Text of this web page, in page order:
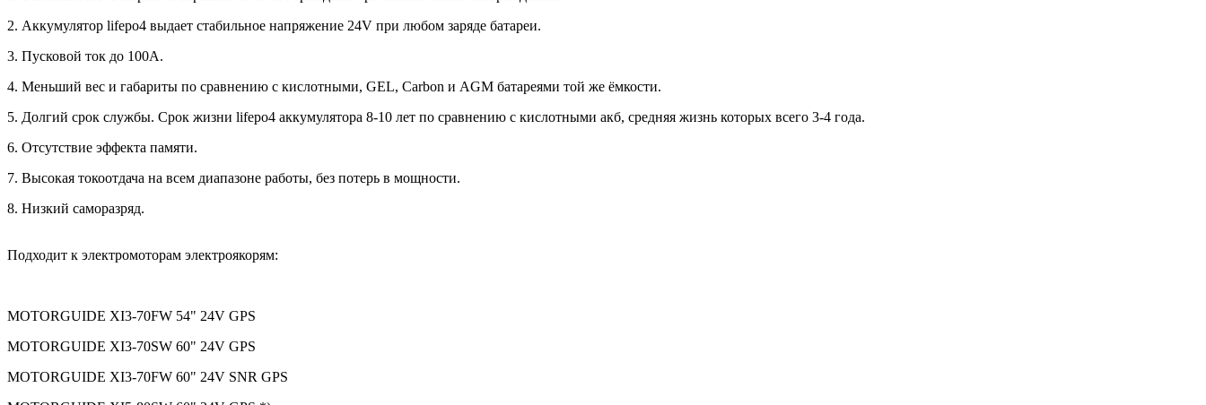
2. Аккумулятор lifepo4 выдает стабильное напряжение 24V при любом заряде батареи.
3. Пусковой ток до 100А.
4. Меньший вес и габариты по сравнению с кислотными, GEL, Carbon и AGM батареями той же ёмкости.
5. Долгий срок службы. Срок жизни lifepo4 аккумулятора 8-10 лет по сравнению с кислотными акб, средняя жизнь которых всего 3-4 года.
6. Отсутствие эффекта памяти.
7. Высокая токоотдача на всем диапазоне работы, без потерь в мощности.
8. Низкий саморазряд.
Подходит к электромоторам электроякорям:
МОТОRGUIDЕ ХI3-70FW 54" 24V GРS
МОТОRGUIDЕ ХI3-70SW 60" 24V GРS
МОТОRGUIDЕ ХI3-70FW 60" 24V SNR GРS